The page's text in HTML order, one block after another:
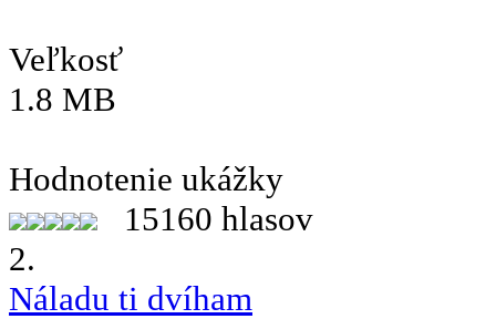
Veľkosť
1.8 MB
Hodnotenie ukážky
15160 hlasov
2.
Náladu ti dvíham